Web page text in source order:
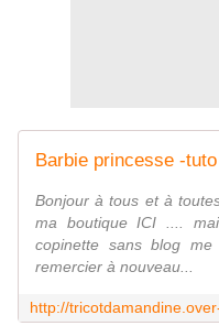
Bonjour à tous et à
ma boutique ICI ....
copinette sans blog
remercier à nouveau...